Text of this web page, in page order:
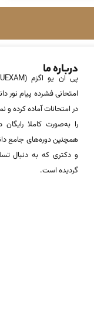
درباره ما
امتحانی فشرده پیام نور
در امتحانات آماده‌ کرده
را به‌صورت کاملا
همچنین دوره‌های جامع
و دکتری که به دنبال
گردیده است.